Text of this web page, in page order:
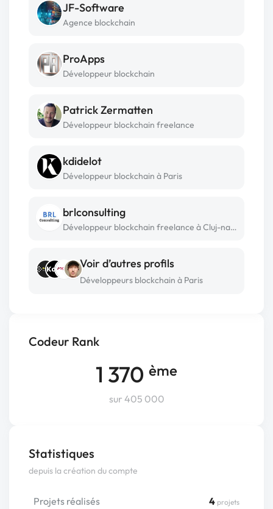
Codeur Rank
1 370 ème
sur 405 000
Statistiques
depuis la création du compte
Projets réalisés 4 projets
JF-Software
Agence blockchain
ProApps
Développeur blockchain
Patrick Zermatten
Développeur blockchain freelance
kdidelot
Développeur blockchain à Paris
brlconsulting
Développeur blockchain freelance à Cluj-napoca
Voir d’autres profils
Développeurs blockchain à Paris